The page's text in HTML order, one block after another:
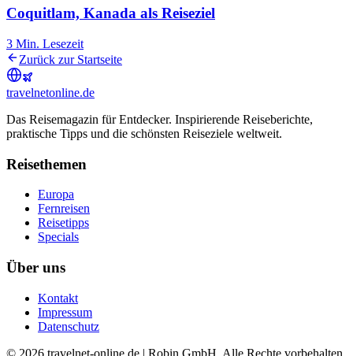
Coquitlam, Kanada als Reiseziel
3 Min. Lesezeit
Zurück zur Startseite
travelnetonline.de
Das Reisemagazin für Entdecker. Inspirierende Reiseberichte,
praktische Tipps und die schönsten Reiseziele weltweit.
Reisethemen
Europa
Fernreisen
Reisetipps
Specials
Über uns
Kontakt
Impressum
Datenschutz
© 2026 travelnet-online.de | Robin GmbH. Alle Rechte vorbehalten.